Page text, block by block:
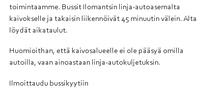
toimintaamme. Bussit Ilomantsin linja-autoasemalta
kaivokselle ja takaisin liikennöivät 45 minuutin välein. Alta
löydät aikataulut.
Huomioithan, että kaivosalueelle ei ole pääsyä omilla
autoilla, vaan ainoastaan linja-autokuljetuksin.
Ilmoittaudu bussikyytiin